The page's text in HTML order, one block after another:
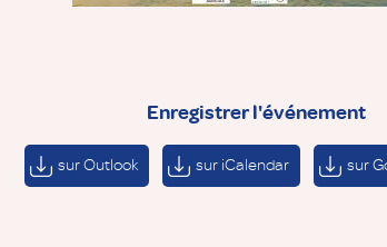
Enregistrer l'événement
sur Outlook sur iCalendar sur